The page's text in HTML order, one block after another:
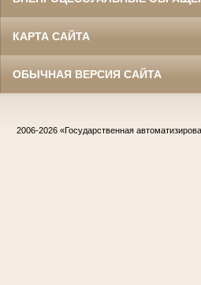
КАРТА САЙТА
ОБЫЧНАЯ ВЕРСИЯ САЙТА
2006-2026 «Государственная